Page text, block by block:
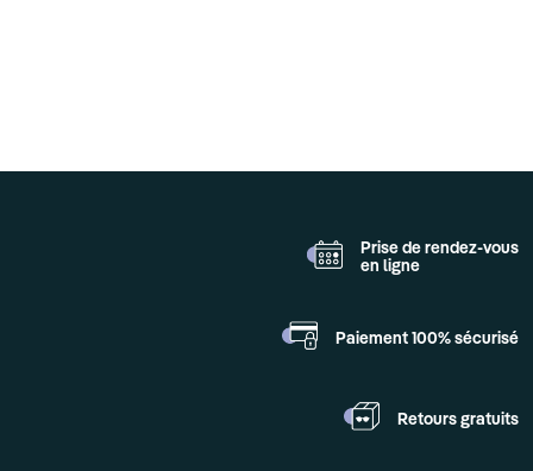
Prise de rendez-vous
en ligne
Paiement 100% sécurisé
Retours gratuits